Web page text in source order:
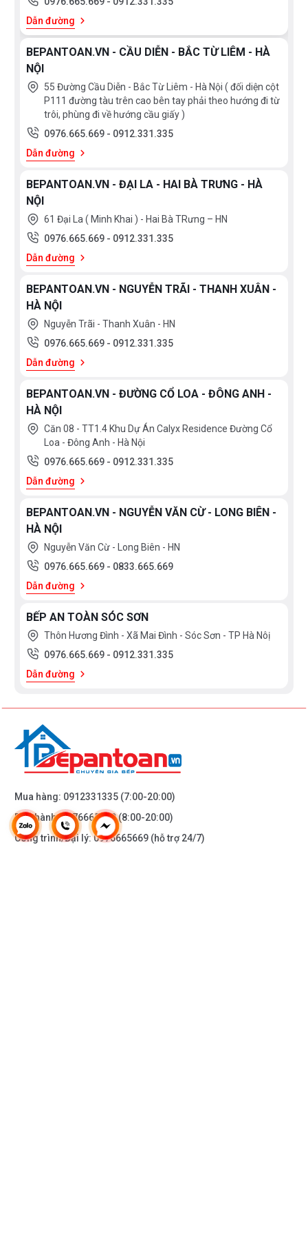
Vòi rửa bát nóng lạnh MT378-1B được làm từ inox
304 cao cấp
Thiết kế cần cứng chắc chắn
bị lắc hay rung trong quá trình sử dụng. Điều này mang
lại cảm giác chắc chắn, an tâm, đặc biệt khi rửa xoong
nồi lớn hoặc thao tác mạnh tay.
Kiểu dáng cần cứng hiện đại còn giúp vòi giữ form
đẹp lâu dài, phù hợp với nhiều phong cách bếp từ
Vòi rút đầu tròn – Linh hoạt trong mọi
thao tác
rút dây, khắc phục được hoàn toàn những nhược điểm
về độ bền của vòi cần mềm và tính cố định cao của
vòi cần cứng.
Khi sử dụng, bạn có thể dễ dàng điều chỉnh vòi tới các
vị trí khác nhau trên chậu rửa, giúp việc rửa rau củ,
nên nhanh chóng và thuận tiện hơn, giúp tiết kiệm thời
gian và công sức đáng kể. Với sự linh hoạt này, bạn có
thể dễ dàng kết hợp với cảchậu rửa bát 2 hố
rửa 1 hốlớn.
Dẫn đường
BEPANTOAN.VN - CẦU DIỄN - BẮC TỪ LIÊM - HÀ
NỘI
55 Đường Cầu Diễn - Bắc Từ Liêm - Hà Nội ( đối diện cột
P111 đường tàu trên cao bên tay phải theo hướng đi từ
trôi, phùng đi về hướng cầu giấy )
0976.665.669 - 0912.331.335
Dẫn đường
BEPANTOAN.VN - ĐẠI LA - HAI BÀ TRƯNG - HÀ
NỘI
61 Đại La ( Minh Khai ) - Hai Bà TRưng – HN
0976.665.669 - 0912.331.335
Dẫn đường
BEPANTOAN.VN - NGUYỄN TRÃI - THANH XUÂN -
HÀ NỘI
Nguyễn Trãi - Thanh Xuân - HN
0976.665.669 - 0912.331.335
Dẫn đường
BEPANTOAN.VN - ĐƯỜNG CỔ LOA - ĐÔNG ANH -
HÀ NỘI
Căn 08 - TT1.4 Khu Dự Án Calyx Residence Đường Cổ
Loa - Đông Anh - Hà Nội
0976.665.669 - 0912.331.335
Dẫn đường
BEPANTOAN.VN - NGUYỄN VĂN CỪ - LONG BIÊN -
HÀ NỘI
Nguyễn Văn Cừ - Long Biên - HN
0976.665.669 - 0833.665.669
Dẫn đường
BẾP AN TOÀN SÓC SƠN
Thôn Hương Đình - Xã Mai Đình - Sóc Sơn - TP Hà Nôị
0976.665.669 - 0912.331.335
Dẫn đường
Mua hàng: 0912331335 (7:00-20:00)
Bảo hành:0976665669(8:00-20:00)
Công trình/Đại lý:0976665669 (hỗ trợ 24/7)